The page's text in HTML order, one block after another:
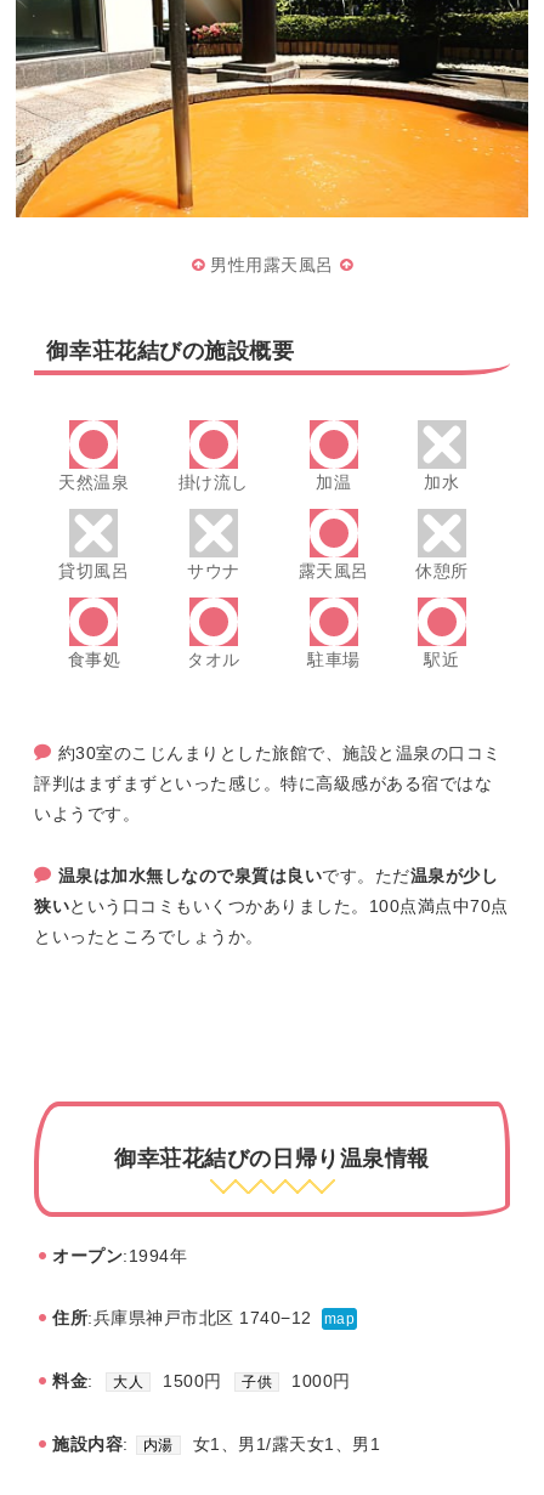
男性用露天風呂
御幸荘花結びの施設概要
天然温泉 掛け流し 加温 加水
貸切風呂 サウナ 露天風呂 休憩所
食事処 タオル 駐車場 駅近
約30室のこじんまりとした旅館で、施設と温泉の口コミ
評判はまずまずといった感じ。特に高級感がある宿ではな
いようです。
温泉は加水無しなので泉質は良いです。ただ温泉が少し
狭いという口コミもいくつかありました。100点満点中70点
といったところでしょうか。
御幸荘花結びの日帰り温泉情報
オープン:1994年
住所:兵庫県神戸市北区 1740−12 map
料金: 大人 1500円 子供 1000円
施設内容: 内湯 女1、男1/露天女1、男1